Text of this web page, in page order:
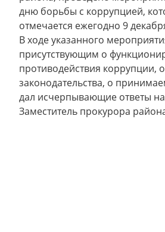
дню борьбы с коррупцией,
отмечается ежегодно 9
В ходе указанного
присутствующим о
противодействия коррупции,
законодательства, о
дал исчерпывающие ответы
Заместитель прокурора